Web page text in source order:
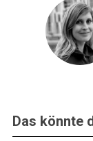
Das könnte